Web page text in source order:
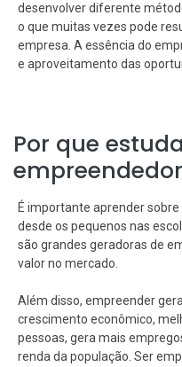
desenvolver diferente
o que muitas vezes pode
empresa. A essência do
e aproveitamento das
Por que
É importante aprender
desde os pequenos nas
são grandes geradoras de
valor no mercado.
Além disso, empreender
crescimento econômico,
pessoas, gera mais
renda da população. Ser